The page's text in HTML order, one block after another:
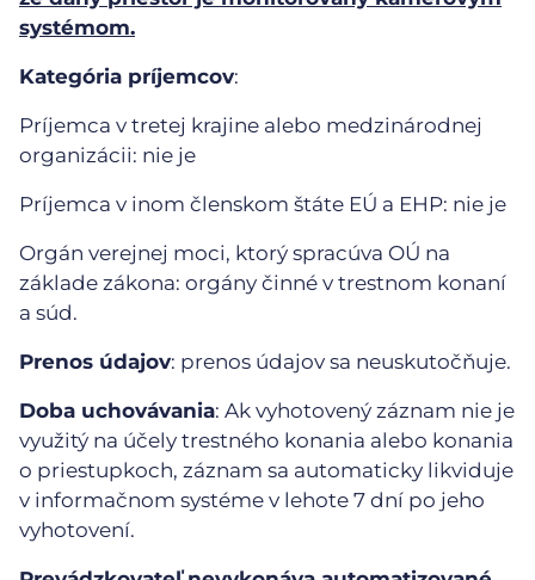
systémom.
Kategória príjemcov:
Príjemca v tretej krajine alebo medzinárodnej
organizácii: nie je
Príjemca v inom členskom štáte EÚ a EHP: nie je
Orgán verejnej moci, ktorý spracúva OÚ na
základe zákona: orgány činné v trestnom konaní
a súd.
Prenos údajov: prenos údajov sa neuskutočňuje.
Doba uchovávania: Ak vyhotovený záznam nie je
využitý na účely trestného konania alebo konania
o priestupkoch, záznam sa automaticky likviduje
v informačnom systéme v lehote 7 dní po jeho
vyhotovení.